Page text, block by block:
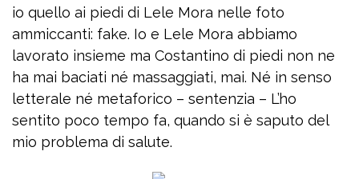
io quello ai piedi di Lele Mora nelle foto
ammiccanti: fake. Io e Lele Mora abbiamo
lavorato insieme ma Costantino di piedi non ne
ha mai baciati né massaggiati, mai. Né in senso
letterale né metaforico – sentenzia – L’ho
sentito poco tempo fa, quando si è saputo del
mio problema di salute.